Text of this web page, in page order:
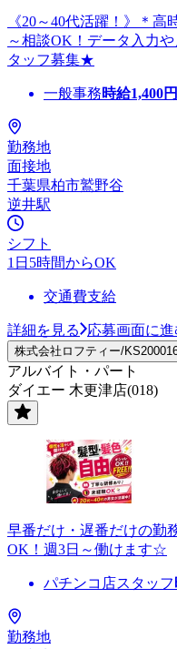
《20～40代活躍！》＊
～相談OK！データ入力
タッフ募集★
一般事務時給1,400
勤務地
面接地
千葉県柏市鷲野谷
逆井駅
シフト
1日5時間からOK
交通費支給
詳細を見る 応募画面に進
株式会社ロフティー/
アルバイト・パート
ダイエー 木更津店(018)
早番だけ・遅番だけの勤
OK！週3日～働けます☆
パチンコ店スタッフ
勤務地